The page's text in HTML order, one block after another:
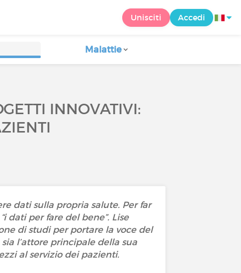
Unisciti Accedi
Malattie
INNOVATIVI:
dati sulla propria salute. Per far
dati per fare del bene”. Lise
di studi per portare la voce del
l’attore principale della sua
al servizio dei pazienti.